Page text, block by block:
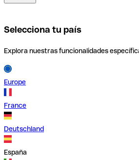
Selecciona tu país
Explora nuestras funcionalidades
Europe
France
Deutschland
España